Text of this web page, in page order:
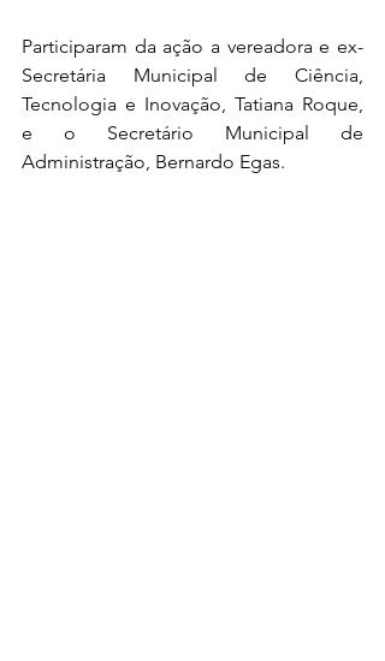
Participaram da ação a vereadora e ex-
Secretária Municipal de Ciência,
Tecnologia e Inovação, Tatiana Roque,
e o Secretário Municipal de
Administração, Bernardo Egas.